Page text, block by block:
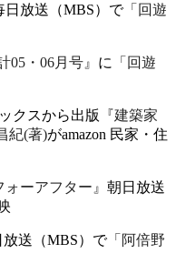
日放送（MBS）で「回遊
05・06月号』 に
「回遊
クスから出版
『建築家
紀(著)がamazon 民家・住
ーアフター』 朝日放送
放送（MBS）で「阿倍野